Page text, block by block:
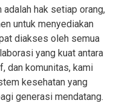
hak setiap orang,
untuk menyediakan
diakses oleh semua
yang kuat antara
dan komunitas, kami
kesehatan yang
generasi mendatang.